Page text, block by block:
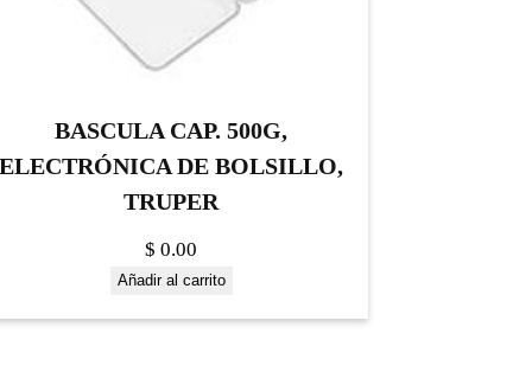
BASCULA CAP. 500G,
ELECTRÓNICA DE BOLSILLO,
TRUPER
$ 0.00
Añadir al carrito